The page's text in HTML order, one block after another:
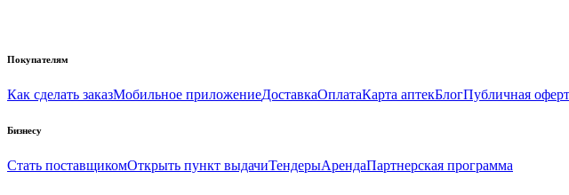
Покупателям
Как сделать заказМобильное приложениеДоставкаОплатаКарта аптекБлогПубличная
Бизнесу
Стать поставщикомОткрыть пункт выдачиТендерыАрендаПартнерская программа